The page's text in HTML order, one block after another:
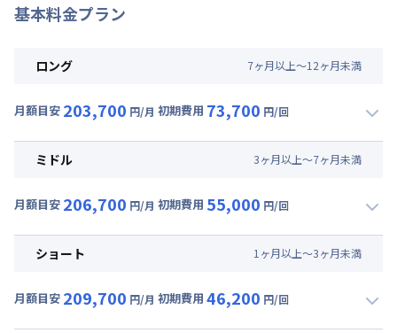
基本料金プラン
ロング 7ヶ月以上～12ヶ月未満
月額目安 203,700 円/月 初期費用 73,700 円/回
月額賃料目安(30日利用)
光熱費他 : 27,000円/月 (900円/日) (税抜)
その他費用 :
初期費用
ミドル 3ヶ月以上～7ヶ月未満
月額目安 206,700 円/月 初期費用 55,000 円/回
月額賃料目安(30日利用)
光熱費他 : 27,000円/月 (900円/日) (税抜)
ショート 1 ヶ月以上～3ヶ月未満
月額目安 209,700 円/月 初期費用 46,200 円/回